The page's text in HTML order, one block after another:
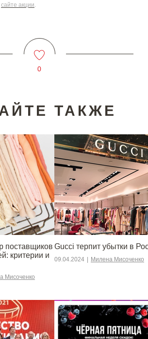
сайте акции.
0
ТАКЖЕ
поставщиков
критерии и
Мисоченко
Gucci терпит убытки в
09.04.2024 Милена Мисоченко